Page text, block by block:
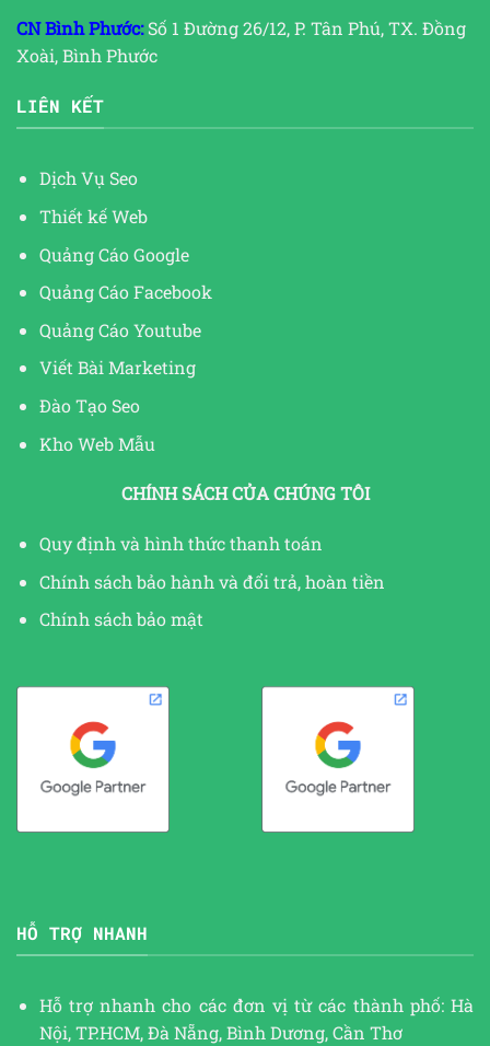
CN Bình Phước:Số 1 Đường 26/12, P. Tân Phú, TX. Đồng
Xoài, Bình Phước
LIÊN KẾT
Dịch Vụ Seo
Thiết kế Web
Quảng Cáo Google
Quảng Cáo Facebook
Quảng Cáo Youtube
Viết Bài Marketing
Đào Tạo Seo
Kho Web Mẫu
CHÍNH SÁCH CỦA CHÚNG TÔI
Quy định và hình thức thanh toán
Chính sách bảo hành và đổi trả, hoàn tiền
Chính sách bảo mật
HỖ TRỢ NHANH
Hỗ trợ nhanh cho các đơn vị từ các thành phố: Hà
Nội, TP.HCM, Đà Nẵng, Bình Dương, Cần Thơ